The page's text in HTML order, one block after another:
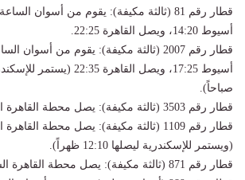
أسيوط 14:20، ويصل القاهرة 22:25.
صباحاً).
قطار رقم 3503 (ثالثة مكيفة): يصل محطة القاهرة الساعة 19:10.
(ويستمر للإسكندرية ليصلها 12:10 ظهراً).
قطار رقم 871 (ثالثة مكيفة): يصل محطة القاهرة الساعة 09:25 صباحاً.